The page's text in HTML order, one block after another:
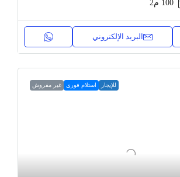
100 م2
البريد الإلكتروني
للإيجار استلام فوري غير مفروش